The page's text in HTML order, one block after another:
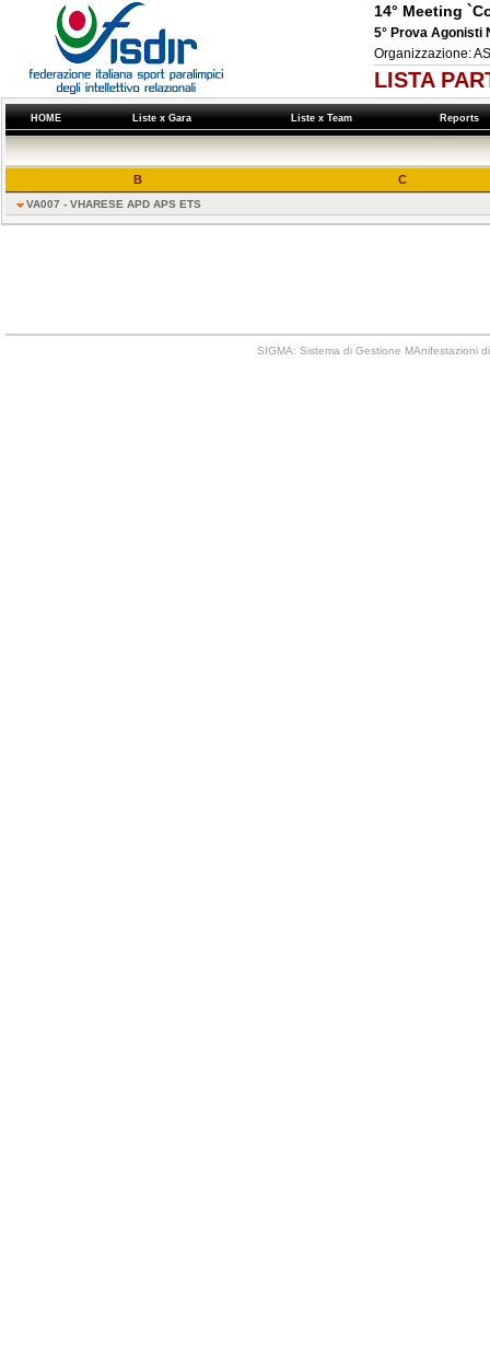
14° Meeting
5° Prova Agonisti
Organizzazione:
LISTA
HOME Liste x Gara Liste x Team Reports
B C
VA007 - VHARESE APD APS ETS
SIGMA: Sistema di Gestione MAnifestazioni